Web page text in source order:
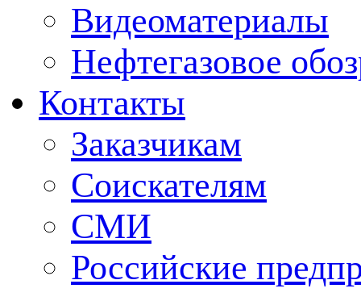
Видеоматериалы
Нефтегазовое
Контакты
Заказчикам
Соискателям
СМИ
Российские